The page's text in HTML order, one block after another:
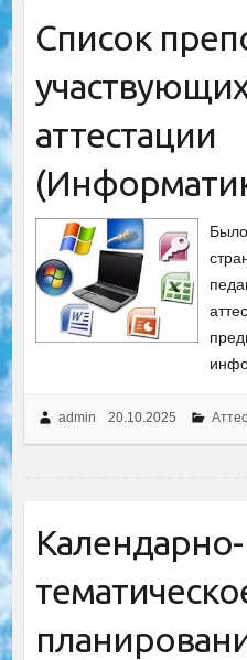
Список
аттестации
admin 20.10.2025
Календарно-